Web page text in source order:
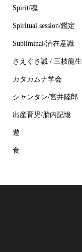
Spirit/魂
Spiritual session/鑑定
Subliminal/潜在意識
さえぐさ誠 / 三枝龍生
カタカムナ学会
シャンタン/宮井陸郎
出産育児/胎内記憶
遊
食